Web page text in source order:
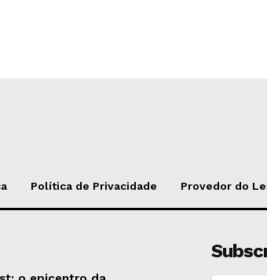
Política de Privacidade Provedor do